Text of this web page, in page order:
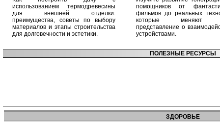
использованием термодревесины
для внешней отделки:
преимущества, советы по выбору
материалов и этапы строительства
для долговечности и эстетики.
помощников от
фильмов до реальных
которые меняют
представление о
устройствами.
ПОЛЕЗНЫЕ РЕСУРСЫ
ЗДОРОВЬЕ